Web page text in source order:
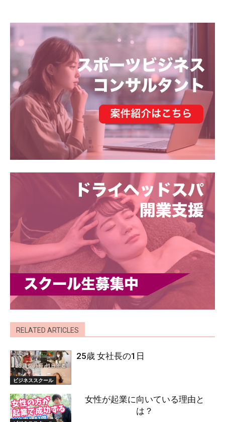
RELATED ARTICLES
ビジネススクール
25歳 女社長の1日
女性が起業に向いている理由と
は？